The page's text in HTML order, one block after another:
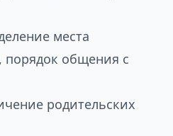
места
порядок общения с
родительских